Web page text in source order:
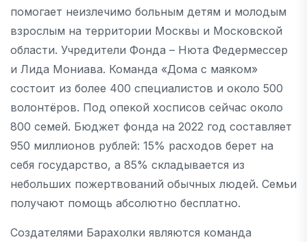
помогает неизлечимо больным детям и молодым
взрослым на территории Москвы и Московской
области. Учредители Фонда – Нюта Федермессер
и Лида Мониава. Команда «Дома с маяком»
состоит из более 400 специалистов и около 500
волонтёров. Под опекой хосписов сейчас около
800 семей. Бюджет фонда на 2022 год составляет
950 миллионов рублей: 15% расходов берет на
себя государство, а 85% складывается из
небольших пожертвований обычных людей. Семьи
получают помощь абсолютно бесплатно.
Создателями Барахолки являются команда